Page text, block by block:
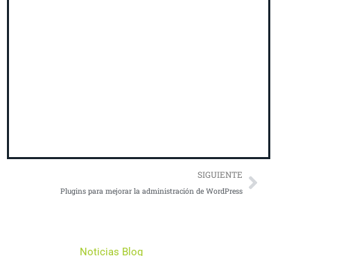
SIGUIENTE
Plugins para mejorar la administración de WordPress
Next
Noticias Blog